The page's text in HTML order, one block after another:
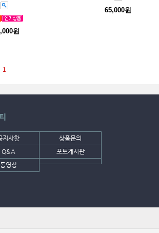
원
65,000원
1
지사항
상품문의
Q&A
포토게시판
동영상